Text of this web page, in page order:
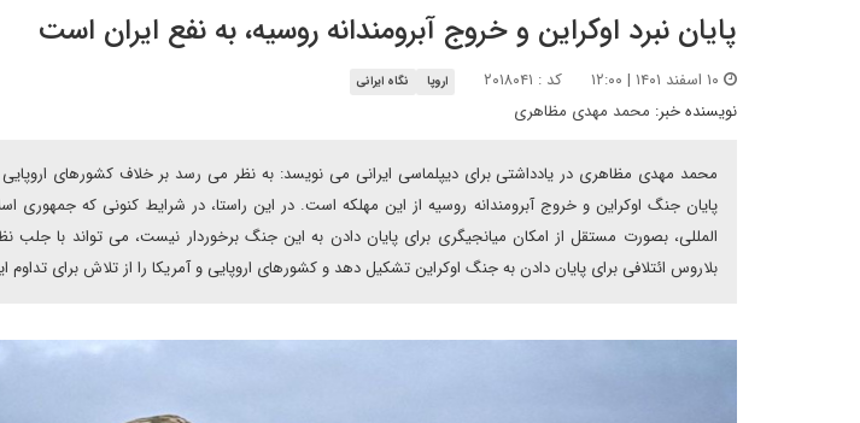
پایان نبرد اوکراین و خروج آبرومندانه روسیه، به نفع ایران است
کد : ۲۰۱۸۰۴۱ اروپا نگاه ایرانی
نویسنده خبر: محمد مهدی مظاهری
محمد مهدی مظاهری در یادداشتی برای دیپلماسی ایرانی می نویسد: به نظر می رسد بر خلاف کشورهای اروپایی
پایان جنگ اوکراین و خروج آبرومندانه روسیه از این مهلکه است. در این راستا، در شرایط کنونی که جمهوری
المللی، بصورت مستقل از امکان میانجیگری برای پایان دادن به این جنگ برخوردار نیست، می تواند با جلب
بلاروس ائتلافی برای پایان دادن به جنگ اوکراین تشکیل دهد و کشورهای اروپایی و آمریکا را از تلاش برای تداوم